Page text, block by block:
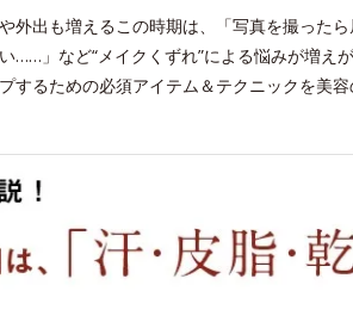
出も増えるこの時期は、「写真を撮ったら
……」など“メイクくずれ”による悩みが増え
るための必須アイテム＆テクニックを美容